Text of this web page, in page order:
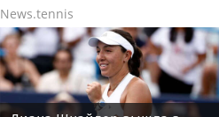
News.tennis